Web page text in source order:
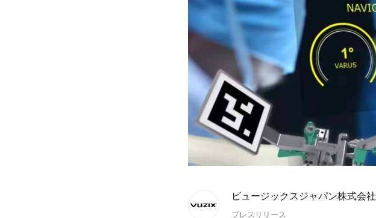
ビュージックスジャパン株式会社
プレスリリース